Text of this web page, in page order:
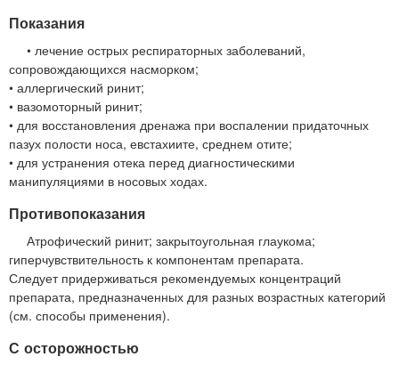
Показания
• лечение острых респираторных заболеваний,
сопровождающихся насморком;
• аллергический ринит;
• вазомоторный ринит;
• для восстановления дренажа при воспалении придаточных
пазух полости носа, евстахиите, среднем отите;
• для устранения отека перед диагностическими
манипуляциями в носовых ходах.
Противопоказания
Атрофический ринит; закрытоугольная глаукома;
гиперчувствительность к компонентам препарата.
Следует придерживаться рекомендуемых концентраций
препарата, предназначенных для разных возрастных категорий
(см. способы применения).
С осторожностью